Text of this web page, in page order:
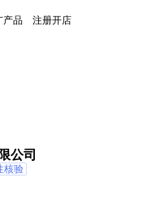
产品 注册开店
公司
核验